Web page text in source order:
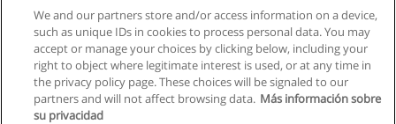
We and our partners store and/or access information on a device,
such as unique IDs in cookies to process personal data. You may
accept or manage your choices by clicking below, including your
right to object where legitimate interest is used, or at any time in
the privacy policy page. These choices will be signaled to our
partners and will not affect browsing data. Más información sobre
su privacidad